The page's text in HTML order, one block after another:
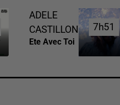
ADELE
CASTILLON
Ete Avec Toi
7h51
7h51